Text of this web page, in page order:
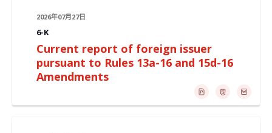
2026年07月27日
6-K
Current report of foreign issuer
pursuant to Rules 13a-16 and 15d-16
Amendments